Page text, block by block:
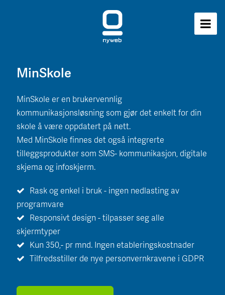
MinSkole
MinSkole er en brukervennlig
kommunikasjonsløsning som gjør det enkelt for din
skole å være oppdatert på nett.
Med MinSkole finnes det også integrerte
tilleggsprodukter som SMS- kommunikasjon, digitale
skjema og infoskjerm.
Rask og enkel i bruk - ingen nedlasting av
programvare
Responsivt design - tilpasser seg alle
skjermtyper
Kun 350,- pr mnd. Ingen etableringskostnader
Tilfredsstiller de nye personvernkravene i GDPR